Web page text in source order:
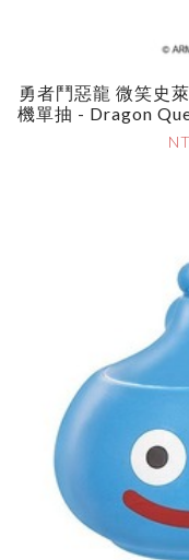
勇者鬥惡龍 微笑史
機單抽 - Dragon
Yugyu